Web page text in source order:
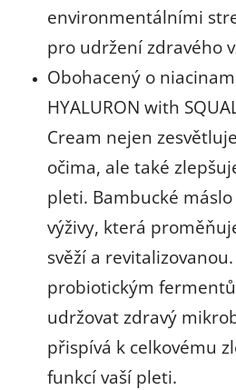
environmentálními
pro udržení zdravého
Obohacený o
HYALURON with
Cream nejen
očima, ale také
pleti. Bambucké
výživy, která
svěží a
probiotickým
udržovat zdravý
přispívá k celkovému
funkcí vaší pleti.